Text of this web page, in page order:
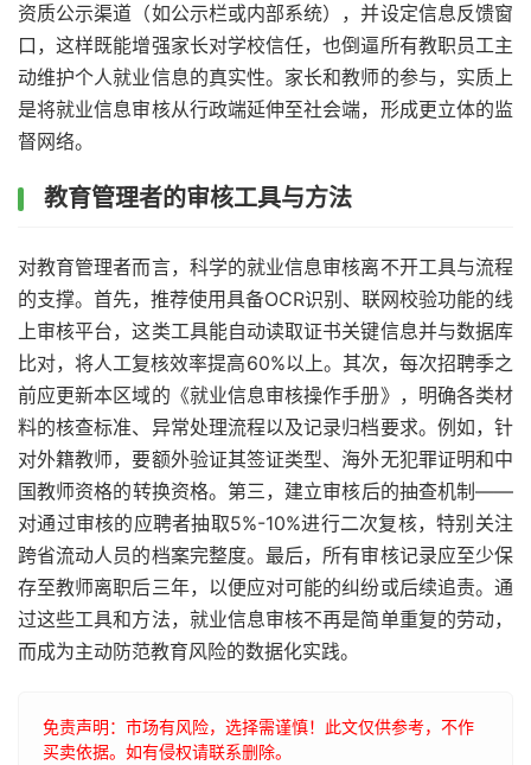
资质公示渠道（如公示栏或内部系统），并设定信息反馈窗
口，这样既能增强家长对学校信任，也倒逼所有教职员工主
动维护个人就业信息的真实性。家长和教师的参与，实质上
是将就业信息审核从行政端延伸至社会端，形成更立体的监
督网络。
教育管理者的审核工具与方法
对教育管理者而言，科学的就业信息审核离不开工具与流程
的支撑。首先，推荐使用具备OCR识别、联网校验功能的线
上审核平台，这类工具能自动读取证书关键信息并与数据库
比对，将人工复核效率提高60%以上。其次，每次招聘季之
前应更新本区域的《就业信息审核操作手册》，明确各类材
料的核查标准、异常处理流程以及记录归档要求。例如，针
对外籍教师，要额外验证其签证类型、海外无犯罪证明和中
国教师资格的转换资格。第三，建立审核后的抽查机制——
对通过审核的应聘者抽取5%-10%进行二次复核，特别关注
跨省流动人员的档案完整度。最后，所有审核记录应至少保
存至教师离职后三年，以便应对可能的纠纷或后续追责。通
过这些工具和方法，就业信息审核不再是简单重复的劳动，
而成为主动防范教育风险的数据化实践。
免责声明：市场有风险，选择需谨慎！此文仅供参考，不作
买卖依据。如有侵权请联系删除。